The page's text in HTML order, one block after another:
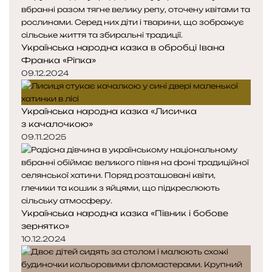
Українська народна казка в обробці Івана
Франка «Ріпка»
09.12.2024
Українська народна казка «Лисичка
з качалочкою»
09.11.2025
Українська народна казка «Півник і бобове
зернятко»
10.12.2024